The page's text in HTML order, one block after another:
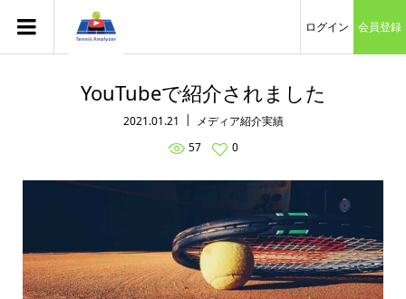
ログイン 会員登録
YouTubeで紹介されました
2021.01.21
メディア紹介実績
57
0